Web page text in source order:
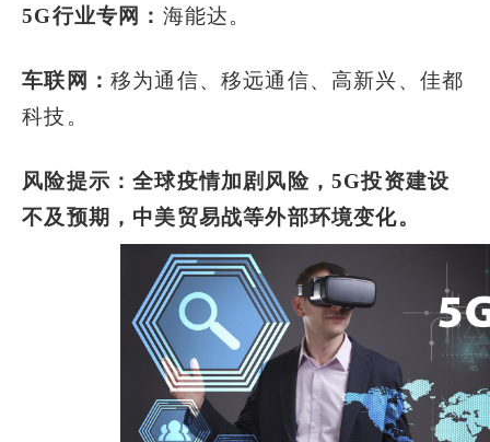
5G行业专网： 海能达。
车联网：移为通信、移远通信、高新兴、佳都
科技。
风险提示：全球疫情加剧风险，5G投资建设
不及预期，中美贸易战等外部环境变化。